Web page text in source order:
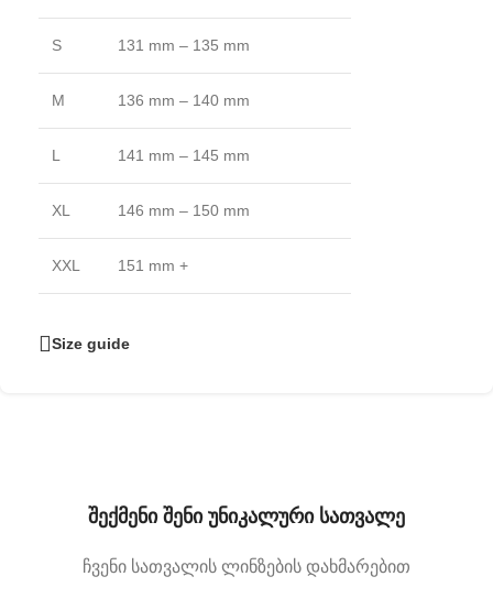
S 131 mm – 135 mm
M 136 mm – 140 mm
L 141 mm – 145 mm
XL 146 mm – 150 mm
XXL 151 mm +
Size guide
შექმენი შენი უნიკალური სათვალე
ჩვენი სათვალის ლინზების დახმარებით